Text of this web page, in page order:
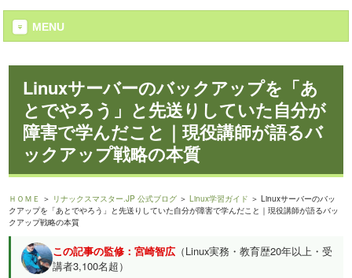
MENU
Linuxサーバーのバックアップを「あ
とでやろう」と先送りしていた自分が
障害で学んだこと｜現役講師が語るバ
ックアップ戦略の本質
ＨＯＭＥ ＞ リナックスマスター.JP 公式ブログ ＞Linux学習ガイド ＞ Linuxサーバーのバッ
クアップを「あとでやろう」と先送りしていた自分が障害で学んだこと｜現役講師が語るバッ
クアップ戦略の本質
この記事の監修：宮崎智広 （Linux実務・教育歴20年以上・受
講者3,100名超）